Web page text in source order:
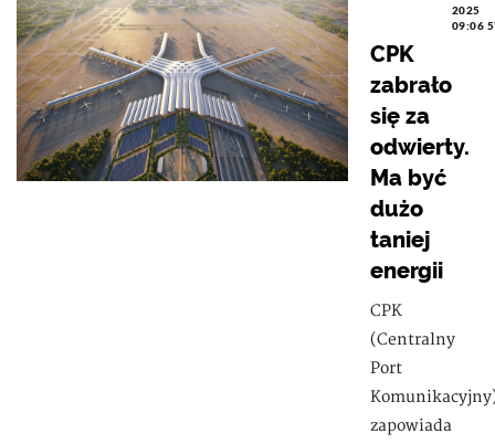
2025
09:06
CPK
zabrało
się za
odwierty.
Ma być
dużo
taniej
energii
CPK
(Centralny
Port
zapowiada